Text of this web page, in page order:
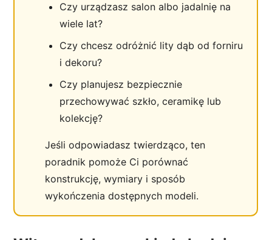
Czy urządzasz salon albo jadalnię na
wiele lat?
Czy chcesz odróżnić lity dąb od forniru
i dekoru?
Czy planujesz bezpiecznie
przechowywać szkło, ceramikę lub
kolekcję?
Jeśli odpowiadasz twierdząco, ten
poradnik pomoże Ci porównać
konstrukcję, wymiary i sposób
wykończenia dostępnych modeli.